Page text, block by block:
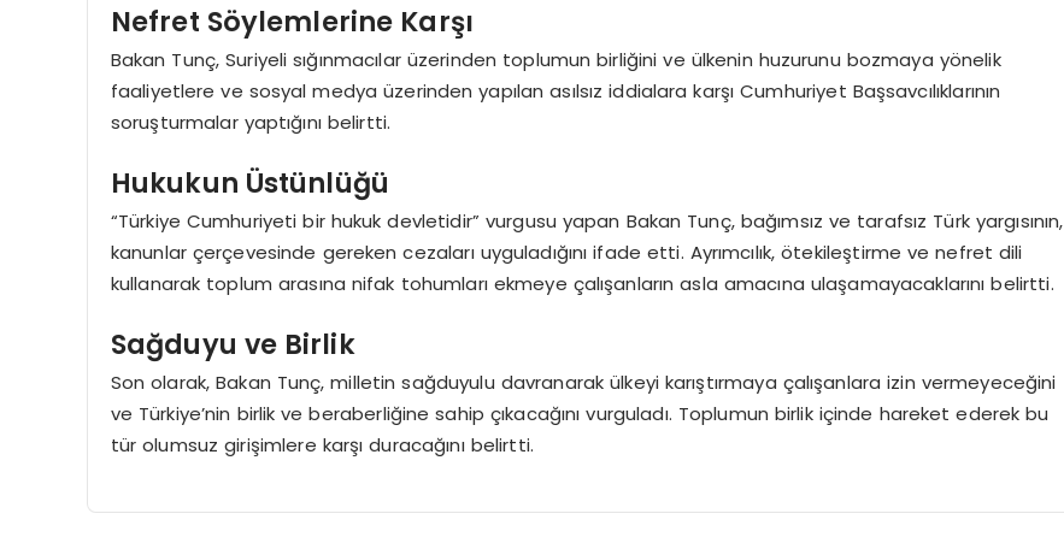
Nefret Söylemlerine Karşı
Bakan Tunç, Suriyeli sığınmacılar üzerinden toplumun birliğini ve ülkenin huzurunu bozmaya yönelik
faaliyetlere ve sosyal medya üzerinden yapılan asılsız iddialara karşı Cumhuriyet Başsavcılıklarının
soruşturmalar yaptığını belirtti.
Hukukun Üstünlüğü
“Türkiye Cumhuriyeti bir hukuk devletidir” vurgusu yapan Bakan Tunç, bağımsız ve tarafsız Türk yargısının,
kanunlar çerçevesinde gereken cezaları uyguladığını ifade etti. Ayrımcılık, ötekileştirme ve nefret dili
kullanarak toplum arasına nifak tohumları ekmeye çalışanların asla amacına ulaşamayacaklarını belirtti.
Sağduyu ve Birlik
Son olarak, Bakan Tunç, milletin sağduyulu davranarak ülkeyi karıştırmaya çalışanlara izin vermeyeceğini
ve Türkiye’nin birlik ve beraberliğine sahip çıkacağını vurguladı. Toplumun birlik içinde hareket ederek bu
tür olumsuz girişimlere karşı duracağını belirtti.